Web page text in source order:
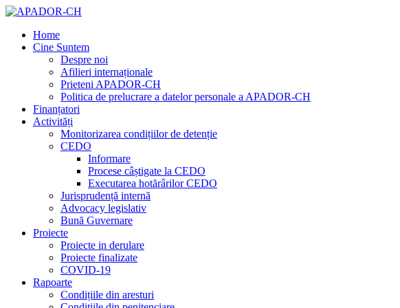
Home
Cine Suntem
Despre noi
Afilieri internaționale
Prieteni APADOR-CH
Politica de prelucrare a datelor personale a APADOR-CH
Finanțatori
Activități
Monitorizarea condițiilor de detenție
CEDO
Informare
Procese câștigate la CEDO
Executarea hotărârilor CEDO
Jurisprudență internă
Advocacy legislativ
Bună Guvernare
Proiecte
Proiecte in derulare
Proiecte finalizate
COVID-19
Rapoarte
Condițiile din aresturi